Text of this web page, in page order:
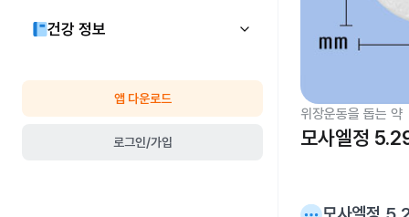
건강 정보
앱 다운로드
로그인/가입
위장운동을 돕는 약
모사엘정